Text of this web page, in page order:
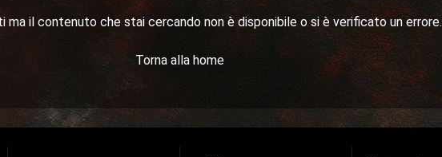
ma il contenuto che stai cercando non è disponibile o si è verificato un errore.
Torna alla home